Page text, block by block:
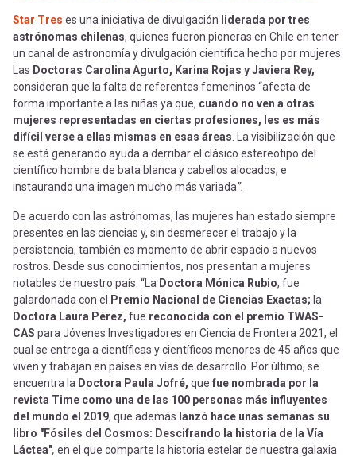
Star Tres es una iniciativa de divulgación liderada por tres
astrónomas chilenas, quienes fueron pioneras en Chile en tener
un canal de astronomía y divulgación científica hecho por mujeres.
Las Doctoras Carolina Agurto, Karina Rojas y Javiera Rey,
consideran que la falta de referentes femeninos “afecta de
forma importante a las niñas ya que, cuando no ven a otras
mujeres representadas en ciertas profesiones, les es más
difícil verse a ellas mismas en esas áreas . La visibilización que
se está generando ayuda a derribar el clásico estereotipo del
científico hombre de bata blanca y cabellos alocados, e
instaurando una imagen mucho más variada”.
De acuerdo con las astrónomas, las mujeres han estado siempre
presentes en las ciencias y, sin desmerecer el trabajo y la
persistencia, también es momento de abrir espacio a nuevos
rostros. Desde sus conocimientos, nos presentan a mujeres
notables de nuestro país: “La Doctora Mónica Rubio, fue
galardonada con el
Premio Nacional de Ciencias Exactas; la
Doctora Laura Pérez, fue reconocida con el premio TWAS-
CAS para Jóvenes Investigadores en Ciencia de Frontera 2021, el
cual se entrega a científicas y científicos menores de 45 años que
viven y trabajan en países en vías de desarrollo. Por último, se
encuentra la Doctora Paula Jofré, que fue nombrada por la
revista Time como una de las 100 personas más influyentes
del mundo el 2019, que además lanzó hace unas semanas su
libro "Fósiles del Cosmos: Descifrando la historia de la Vía
Láctea", en el que comparte la historia estelar de nuestra galaxia